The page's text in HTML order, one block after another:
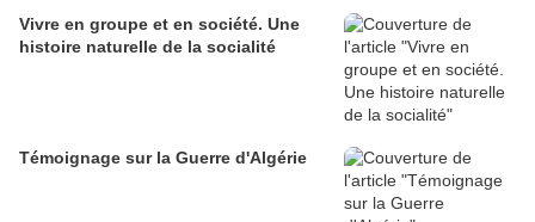
Vivre en groupe et en société. Une
histoire naturelle de la socialité
Témoignage sur la Guerre d'Algérie